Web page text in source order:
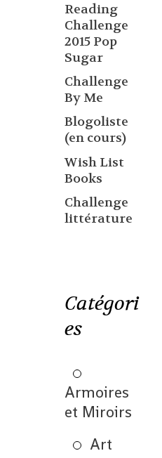
Reading
Challenge
2015 Pop
Sugar
Challenge
By Me
Blogoliste
(en cours)
Wish List
Books
Challenge
littérature
Catégori
es
Armoires
et Miroirs
Art